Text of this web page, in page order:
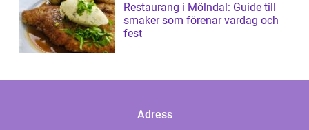
Restaurang i Mölndal: Guide till
smaker som förenar vardag och
fest
Adress